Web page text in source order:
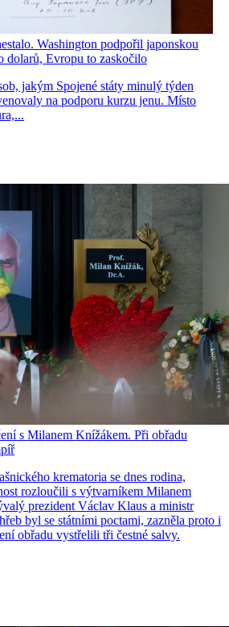
Washington podpořil japonskou
dolarů, Evropu to zaskočilo
jakým Spojené státy minulý týden
na podporu kurzu jenu. Místo
s Milanem Knížákem. Při obřadu
krematoria se dnes rodina,
rozloučili s výtvarníkem Milanem
prezident Václav Klaus a ministr
byl se státními poctami, zazněla proto i
obřadu vystřelili tři čestné salvy.